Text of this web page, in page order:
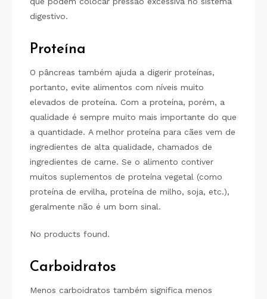
digestivo.
Proteína
O pâncreas também ajuda a digerir proteínas,
portanto, evite alimentos com níveis muito
elevados de proteína. Com a proteína, porém, a
qualidade é sempre muito mais importante do que
a quantidade. A melhor proteína para cães vem de
ingredientes de alta qualidade, chamados de
ingredientes de carne. Se o alimento contiver
muitos suplementos de proteína vegetal (como
proteína de ervilha, proteína de milho, soja, etc.),
geralmente não é um bom sinal.
No products found.
Carboidratos
Menos carboidratos também significa menos